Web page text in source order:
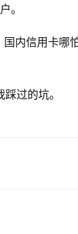
。
内信用卡哪
过的坑。